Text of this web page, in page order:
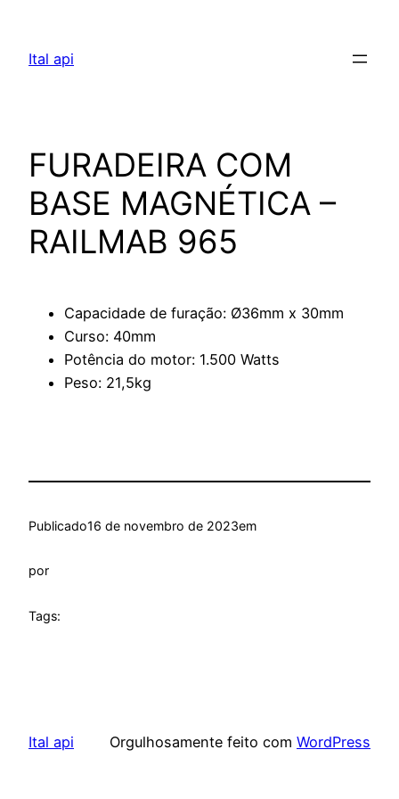
Ital api
FURADEIRA COM
BASE MAGNÉTICA –
RAILMAB 965
Capacidade de furação: Ø36mm x 30mm
Curso: 40mm
Potência do motor: 1.500 Watts
Peso: 21,5kg
Publicado16 de novembro de 2023em
por
Tags:
Ital api Orgulhosamente feito com WordPress